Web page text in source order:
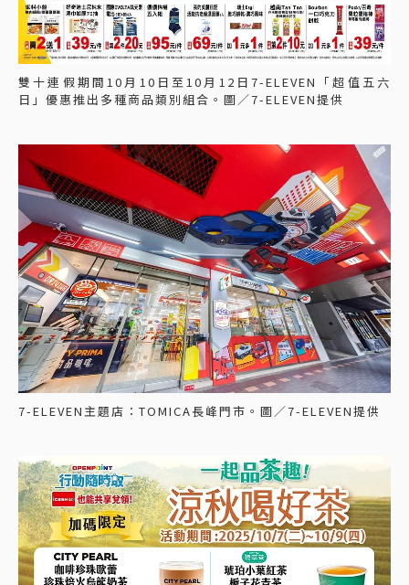
雙十連假期間10月10日至10月12日7-ELEVEN「超值五六
日」優惠推出多種商品類別組合。圖／7-ELEVEN提供
7-ELEVEN主題店：TOMICA長峰門市。圖／7-ELEVEN提供